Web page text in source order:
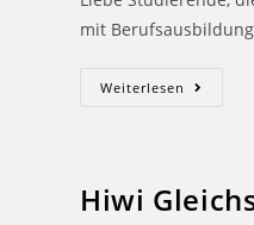
mit
Weiterlesen
Hiwi